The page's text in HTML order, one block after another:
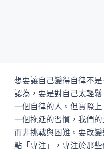
想要讓自己變得自律不
認為，要是對自己太輕
一個自律的人。但實際
一個拖延的習慣，我們的
而非挑戰與困難。要改
點「專注」，專注於那